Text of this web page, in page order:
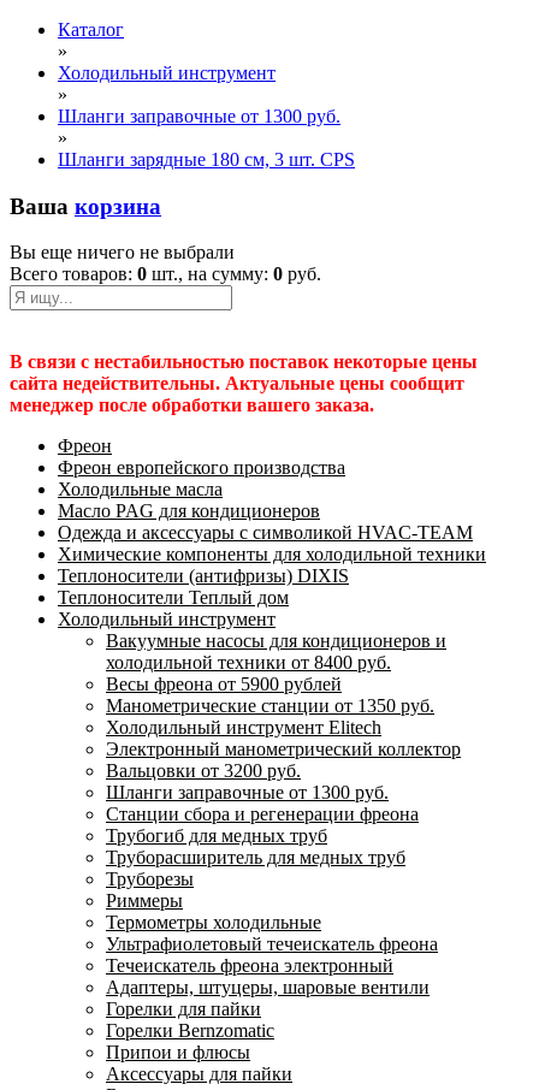
Каталог
»
Холодильный инструмент
»
Шланги заправочные от 1300 руб.
»
Шланги зарядные 180 см, 3 шт. CPS
Ваша корзина
Вы еще ничего не выбрали
Всего товаров: 0 шт., на сумму: 0 руб.
В связи с нестабильностью поставок некоторые цены
сайта недействительны. Актуальные цены сообщит
менеджер после обработки вашего заказа.
Фреон
Фреон европейского производства
Холодильные масла
Масло PAG для кондиционеров
Одежда и аксессуары с символикой HVAC-TEAM
Химические компоненты для холодильной техники
Теплоносители (антифризы) DIXIS
Теплоносители Теплый дом
Холодильный инструмент
Вакуумные насосы для кондиционеров и
холодильной техники от 8400 руб.
Весы фреона от 5900 рублей
Манометрические станции от 1350 руб.
Холодильный инструмент Elitech
Электронный манометрический коллектор
Вальцовки от 3200 руб.
Шланги заправочные от 1300 руб.
Станции сбора и регенерации фреона
Трубогиб для медных труб
Труборасширитель для медных труб
Труборезы
Риммеры
Термометры холодильные
Ультрафиолетовый течеискатель фреона
Течеискатель фреона электронный
Адаптеры, штуцеры, шаровые вентили
Горелки для пайки
Горелки Bernzomatic
Припои и флюсы
Аксессуары для пайки